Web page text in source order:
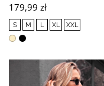
179,99 zł
S M L XL XXL